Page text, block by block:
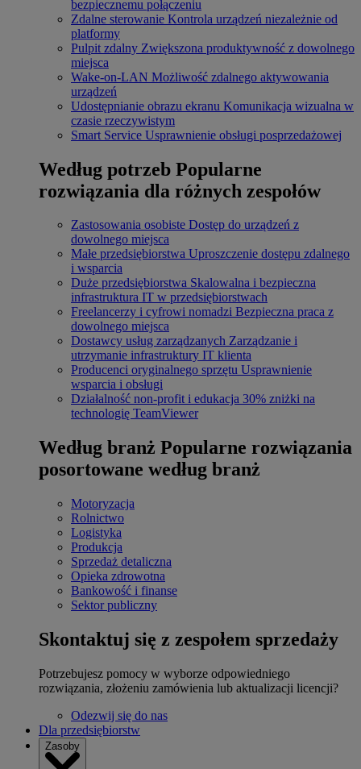
bezpiecznemu połączeniu
Zdalne sterowanie Kontrola urządzeń niezależnie od
platformy
Pulpit zdalny Zwiększona produktywność z dowolnego
miejsca
Wake-on-LAN Możliwość zdalnego aktywowania
urządzeń
Udostępnianie obrazu ekranu Komunikacja wizualna w
czasie rzeczywistym
Smart Service Usprawnienie obsługi posprzedażowej
Według potrzeb Popularne
rozwiązania dla różnych zespołów
Zastosowania osobiste Dostęp do urządzeń z
dowolnego miejsca
Małe przedsiębiorstwa Uproszczenie dostępu zdalnego
i wsparcia
Duże przedsiębiorstwa Skalowalna i bezpieczna
infrastruktura IT w przedsiębiorstwach
Freelancerzy i cyfrowi nomadzi Bezpieczna praca z
dowolnego miejsca
Dostawcy usług zarządzanych Zarządzanie i
utrzymanie infrastruktury IT klienta
Producenci oryginalnego sprzętu Usprawnienie
wsparcia i obsługi
Działalność non-profit i edukacja 30% zniżki na
technologię TeamViewer
Według branż Popularne rozwiązania
posortowane według branż
Motoryzacja
Rolnictwo
Logistyka
Produkcja
Sprzedaż detaliczna
Opieka zdrowotna
Bankowość i finanse
Sektor publiczny
Skontaktuj się z zespołem sprzedaży
Potrzebujesz pomocy w wyborze odpowiedniego
rozwiązania, złożeniu zamówienia lub aktualizacji licencji?
Odezwij się do nas
Dla przedsiębiorstw
Zasoby